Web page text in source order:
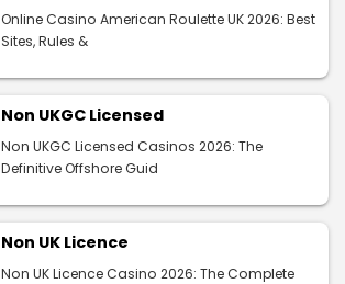
Online Casino American Roulette UK 2026: Best
Sites, Rules &
Non UKGC Licensed
Non UKGC Licensed Casinos 2026: The
Definitive Offshore Guid
Non UK Licence
Non UK Licence Casino 2026: The Complete